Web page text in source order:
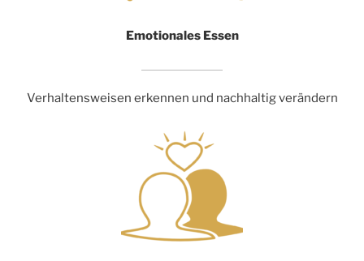
Emotionales Essen
Verhaltensweisen erkennen und nachhaltig verändern